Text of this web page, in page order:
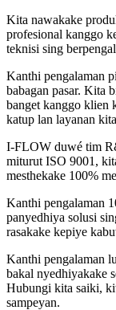
Kita nawakake
profesional kanggo
teknisi sing
Kanthi pengalaman
babagan pasar. Kita
banget kanggo klien
katup lan layanan
I-FLOW duwé tim
miturut ISO 9001,
mesthekake 100%
Kanthi pengalaman
panyedhiya solusi
rasakake kepiye
Kanthi pengalaman
bakal nyedhiyakake
Hubungi kita saiki,
sampeyan.